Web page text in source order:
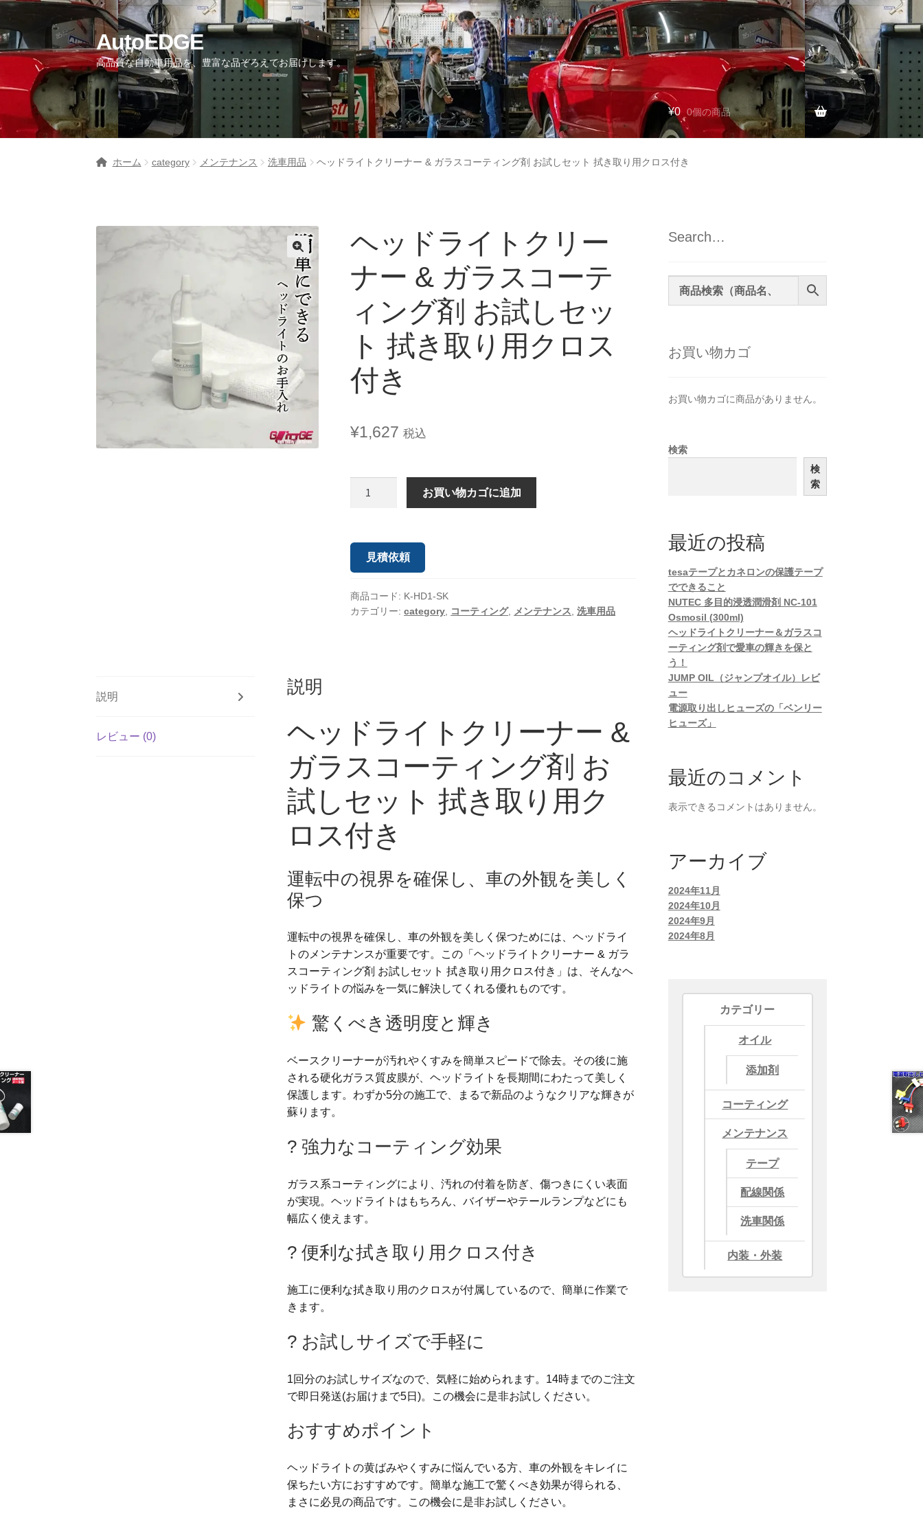
AutoEDGE
高品質な自動車用品を、豊富な品ぞろえでお届けします。
¥0 0個の商品
ホーム category メンテナンス 洗車用品 ヘッドライトクリーナー & ガラスコーティング剤 お試しセット 拭き取り用クロス付き
ヘッドライトクリー
ナー & ガラスコーテ
ィング剤 お試しセッ
ト 拭き取り用クロス
付き
¥1,627 税込
お買い物カゴに追加
見積依頼
商品コード: K-HD1-SK
カテゴリー:category, コーティング, メンテナンス,洗車用品
説明
レビュー (0)
説明
ヘッドライトクリーナー &
ガラスコーティング剤 お
試しセット 拭き取り用ク
ロス付き
運転中の視界を確保し、車の外観を美しく
保つ
運転中の視界を確保し、車の外観を美しく保つためには、ヘッドライ
トのメンテナンスが重要です。この「ヘッドライトクリーナー & ガラ
スコーティング剤 お試しセット 拭き取り用クロス付き」は、そんなヘ
ッドライトの悩みを一気に解決してくれる優れものです。
驚くべき透明度と輝き
ベースクリーナーが汚れやくすみを簡単スピードで除去。その後に施
される硬化ガラス質皮膜が、ヘッドライトを長期間にわたって美しく
保護します。わずか5分の施工で、まるで新品のようなクリアな輝きが
蘇ります。
?️ 強力なコーティング効果
ガラス系コーティングにより、汚れの付着を防ぎ、傷つきにくい表面
が実現。ヘッドライトはもちろん、バイザーやテールランプなどにも
幅広く使えます。
? 便利な拭き取り用クロス付き
施工に便利な拭き取り用のクロスが付属しているので、簡単に作業で
きます。
? お試しサイズで手軽に
1回分のお試しサイズなので、気軽に始められます。14時までのご注文
で即日発送(お届けまで5日)。この機会に是非お試しください。
おすすめポイント
ヘッドライトの黄ばみやくすみに悩んでいる方、車の外観をキレイに
保ちたい方におすすめです。簡単な施工で驚くべき効果が得られる、
まさに必見の商品です。この機会に是非お試しください。
Search…
お買い物カゴ
お買い物カゴに商品がありません。
検索
検
索
最近の投稿
tesaテープとカネロンの保護テープ
でできること
NUTEC 多目的浸透潤滑剤 NC-101
Osmosil (300ml)
ヘッドライトクリーナー＆ガラスコ
ーティング剤で愛車の輝きを保と
う！
JUMP OIL（ジャンプオイル）レビ
ュー
電源取り出しヒューズの「ベンリー
ヒューズ」
最近のコメント
表示できるコメントはありません。
アーカイブ
2024年11月
2024年10月
2024年9月
2024年8月
カテゴリー
オイル
添加剤
コーティング
メンテナンス
テープ
配線関係
洗車関係
内装・外装